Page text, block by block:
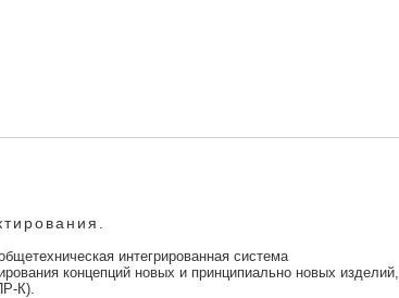
.
интегрированная система
концепций новых и принципиально новых изделий,
К).